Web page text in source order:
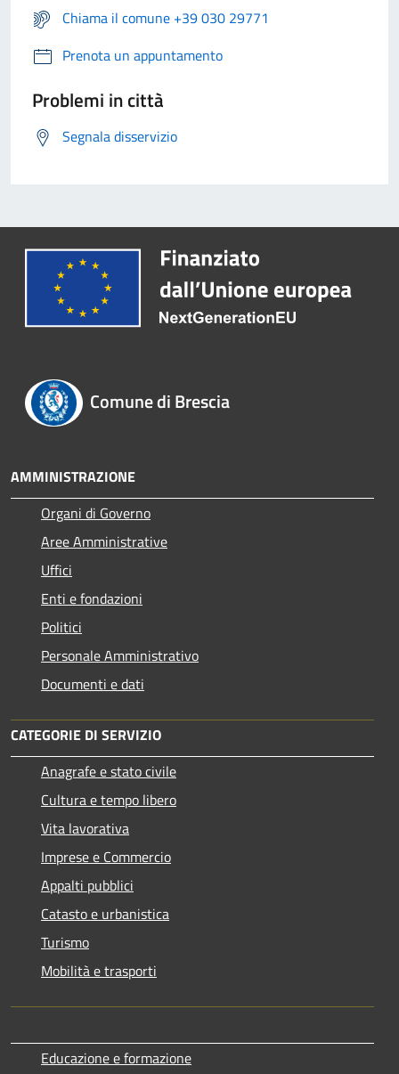
Chiama il comune +39 030 29771
Prenota un appuntamento
Problemi in città
Segnala disservizio
Comune di Brescia
AMMINISTRAZIONE
Organi di Governo
Aree Amministrative
Uffici
Enti e fondazioni
Politici
Personale Amministrativo
Documenti e dati
CATEGORIE DI SERVIZIO
Anagrafe e stato civile
Cultura e tempo libero
Vita lavorativa
Imprese e Commercio
Appalti pubblici
Catasto e urbanistica
Turismo
Mobilità e trasporti
Educazione e formazione